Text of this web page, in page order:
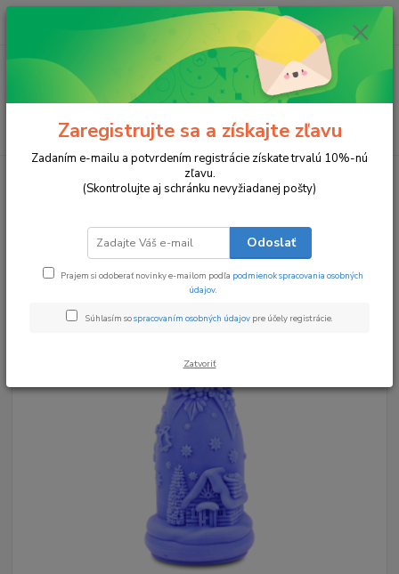
Hľadať
ks
za0 €
Kúzlo Zimnej Noci
Zaregistrujte sa a získajte zľavu
Zadaním e-mailu a potvrdením registrácie získate trvalú 10%-nú
zľavu.
(Skontrolujte aj schránku nevyžiadanej pošty)
Odoslať
Prajem si odoberať novinky e-mailom podľa podmienok spracovania osobných
údajov
Súhlasím sospracovaním osobných údajov pre účely registrácie.
Zatvoriť